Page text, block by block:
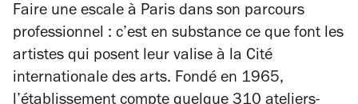
Faire une escale à Paris dans son parcours
professionnel : c’est en substance ce que font les
artistes qui posent leur valise à la Cité
internationale des arts. Fondé en 1965,